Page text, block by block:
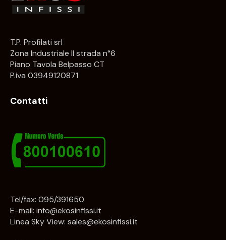
T.P. Profilati srl
Zona Industriale II strada n°6
Piano Tavola Belpasso CT
P.iva 03949120871
Contatti
Tel/fax: 095/391650
E-mail: info@ekosinfissi.it
Linea Sky View: sales@ekosinfissi.it